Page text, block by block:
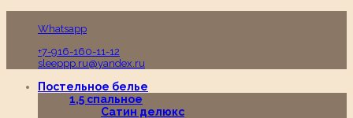
Whatsapp
+7-916-160-11-12
sleeppp.ru@yandex.ru
Постельное белье
1,5 спальное
Сатин делюкс